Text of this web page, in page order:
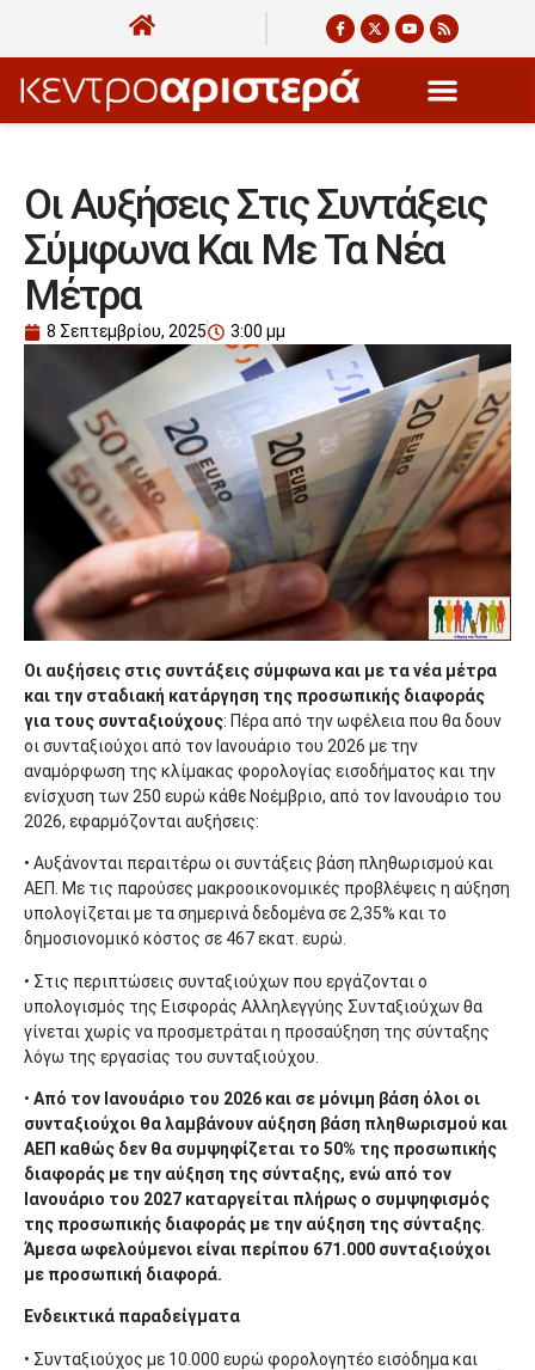
Οι Αυξήσεις Στις Συντάξεις
Σύμφωνα Και Με Τα Νέα
Μέτρα
8 Σεπτεμβρίου, 2025 3:00 μμ
Οι αυξήσεις στις συντάξεις σύμφωνα και με τα νέα μέτρα
και την σταδιακή κατάργηση της προσωπικής διαφοράς
για τους συνταξιούχους: Πέρα από την ωφέλεια που θα δουν
οι συνταξιούχοι από τον Ιανουάριο του 2026 με την
αναμόρφωση της κλίμακας φορολογίας εισοδήματος και την
ενίσχυση των 250 ευρώ κάθε Νοέμβριο, από τον Ιανουάριο του
2026, εφαρμόζονται αυξήσεις:
• Αυξάνονται περαιτέρω οι συντάξεις βάση πληθωρισμού και
ΑΕΠ. Με τις παρούσες μακροοικονομικές προβλέψεις η αύξηση
υπολογίζεται με τα σημερινά δεδομένα σε 2,35% και το
δημοσιονομικό κόστος σε 467 εκατ. ευρώ.
• Στις περιπτώσεις συνταξιούχων που εργάζονται ο
υπολογισμός της Εισφοράς Αλληλεγγύης Συνταξιούχων θα
γίνεται χωρίς να προσμετράται η προσαύξηση της σύνταξης
λόγω της εργασίας του συνταξιούχου.
• Από τον Ιανουάριο του 2026 και σε μόνιμη βάση όλοι οι
συνταξιούχοι θα λαμβάνουν αύξηση βάση πληθωρισμού και
ΑΕΠ καθώς δεν θα συμψηφίζεται το 50% της προσωπικής
διαφοράς με την αύξηση της σύνταξης, ενώ από τον
Ιανουάριο του 2027 καταργείται πλήρως ο συμψηφισμός
της προσωπικής διαφοράς με την αύξηση της σύνταξης
Άμεσα ωφελούμενοι είναι περίπου 671.000 συνταξιούχοι
με προσωπική διαφορά.
Ενδεικτικά παραδείγματα
• Συνταξιούχος με 10.000 ευρώ φορολογητέο εισόδημα και